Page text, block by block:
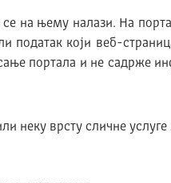
на њему налази. На
податак који веб-
портала и не садрже
неку врсту сличне